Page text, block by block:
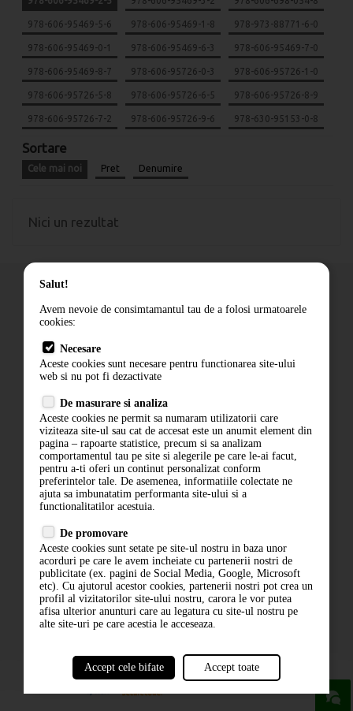
978-606-95469-5-6 978-606-95469-1-8 978-973-88771-6-0
978-606-95469-0-1 978-606-95469-6-3 978-606-95469-7-0
978-606-95469-8-7 978-606-95726-0-3 978-606-95726-1-0
978-606-95726-5-8 978-606-95726-6-5 978-606-95726-8-9
978-606-95726-7-2 978-606-95726-9-6 978-630-95153-0-8
Sortare
Cele mai noi Pret Denumire
Nici un rezultat
Cum comand
Livrare
Contact
Politica de confidentialitate
ANPC
ABONARE LA NEWSLETTER
ABONARE
Salut!
Avem nevoie de consimtamantul tau de a folosi urmatoarele
cookies:
Necesare
Aceste cookies sunt necesare pentru functionarea site-ului
web si nu pot fi dezactivate
De masurare si analiza
Aceste cookies ne permit sa numaram utilizatorii care
viziteaza site-ul sau cat de accesat este un anumit element din
pagina – rapoarte statistice, precum si sa analizam
comportamentul tau pe site si alegerile pe care le-ai facut,
pentru a-ti oferi un continut personalizat conform
preferintelor tale. De asemenea, informatiile colectate ne
ajuta sa imbunatatim performanta site-ului si a
functionalitatilor acestuia.
De promovare
Aceste cookies sunt setate pe site-ul nostru in baza unor
acorduri pe care le avem incheiate cu partenerii nostri de
publicitate (ex. pagini de Social Media, Google, Microsoft
etc). Cu ajutorul acestor cookies, partenerii nostri pot crea un
profil al vizitatorilor site-ului nostru, carora le vor putea
afisa ulterior anunturi care au legatura cu site-ul nostru pe
alte site-uri pe care acestia le acceseaza.
Accept cele bifate Accept toate